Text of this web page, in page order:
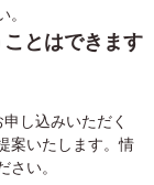
とはできます
申し込みいただく
案いたします。情
い。